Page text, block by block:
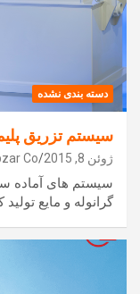
دسته بندی نشده
سیستم تزریق
ژوئن 8, 2015 Co
سیستم های آماده
گرانوله و مایع